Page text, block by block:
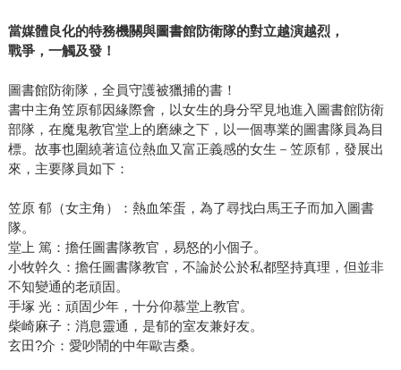
當媒體良化的特務機關與圖書館防衛隊的對立越演越烈，
戰爭，一觸及發！
圖書館防衛隊，全員守護被獵捕的書！
書中主角笠原郁因緣際會，以女生的身分罕見地進入圖書館防衛
部隊，在魔鬼教官堂上的磨練之下，以一個專業的圖書隊員為目
標。故事也圍繞著這位熱血又富正義感的女生－笠原郁，發展出
來，主要隊員如下：
笠原 郁（女主角）：熱血笨蛋，為了尋找白馬王子而加入圖書
隊。
堂上 篤：擔任圖書隊教官，易怒的小個子。
小牧幹久：擔任圖書隊教官，不論於公於私都堅持真理，但並非
不知變通的老頑固。
手塚 光：頑固少年，十分仰慕堂上教官。
柴崎麻子：消息靈通，是郁的室友兼好友。
玄田?介：愛吵鬧的中年歐吉桑。